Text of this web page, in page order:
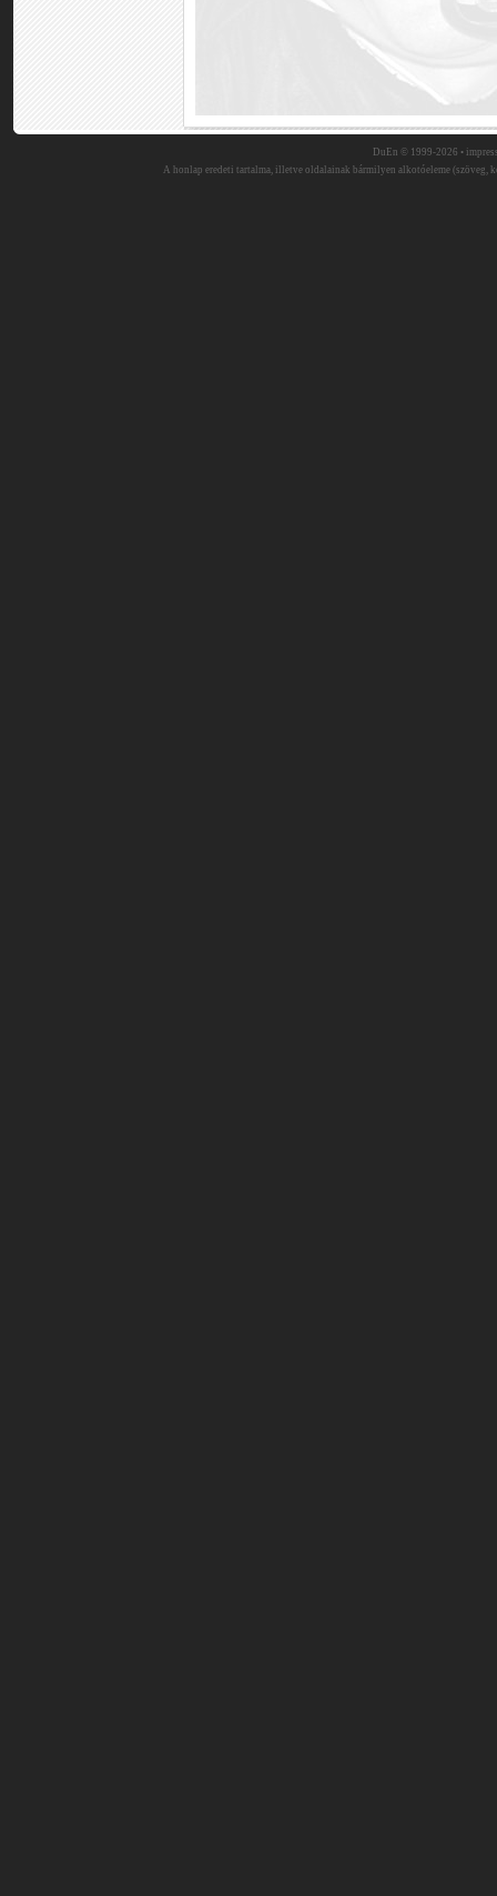
DuEn © 1999-2026 •
A honlap eredeti tartalma, illetve oldalainak bármilyen alkotóeleme (szöveg,